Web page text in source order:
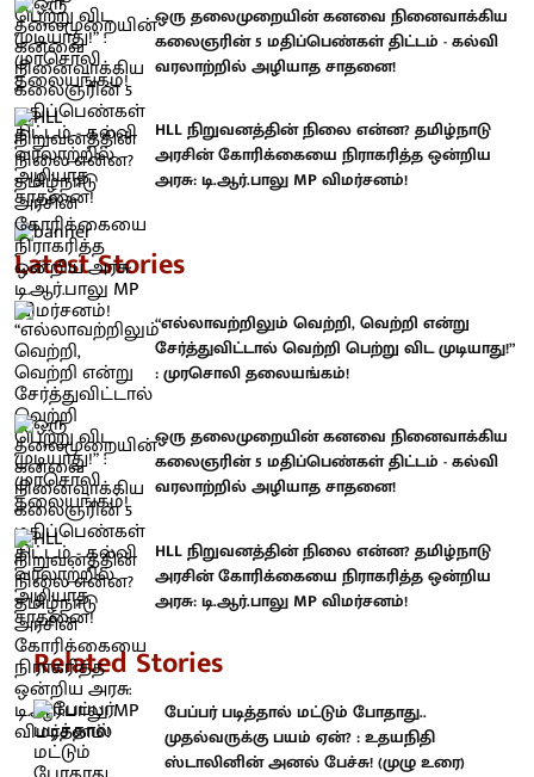
ஒரு தலைமுறையின் கனவை நினைவாக்கிய
கலைஞரின் 5 மதிப்பெண்கள் திட்டம் - கல்வி
வரலாற்றில் அழியாத சாதனை!
HLL நிறுவனத்தின் நிலை என்ன? தமிழ்நாடு
அரசின் கோரிக்கையை நிராகரித்த ஒன்றிய
அரசு: டி.ஆர்.பாலு MP விமர்சனம்!
Latest Stories
“எல்லாவற்றிலும் வெற்றி, வெற்றி என்று
சேர்த்துவிட்டால் வெற்றி பெற்று விட முடியாது!”
: முரசொலி தலையங்கம்!
ஒரு தலைமுறையின் கனவை நினைவாக்கிய
கலைஞரின் 5 மதிப்பெண்கள் திட்டம் - கல்வி
வரலாற்றில் அழியாத சாதனை!
HLL நிறுவனத்தின் நிலை என்ன? தமிழ்நாடு
அரசின் கோரிக்கையை நிராகரித்த ஒன்றிய
அரசு: டி.ஆர்.பாலு MP விமர்சனம்!
Related Stories
பேப்பர் படித்தால் மட்டும் போதாது..
முதல்வருக்கு பயம் ஏன்? : உதயநிதி
ஸ்டாலினின் அனல் பேச்சு! (முழு உரை)